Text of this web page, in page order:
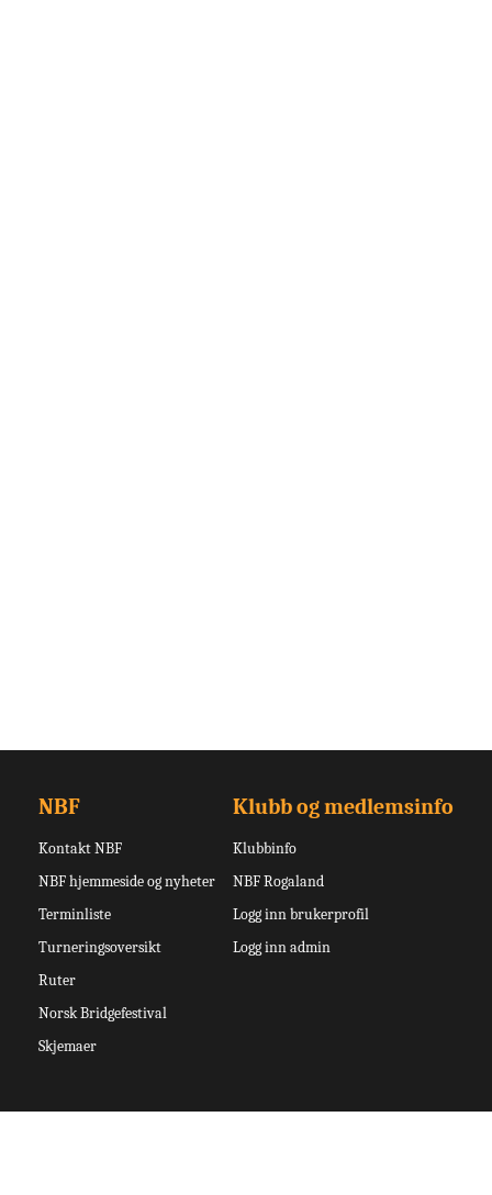
NBF
Kontakt NBF
NBF hjemmeside og nyheter
Terminliste
Turneringsoversikt
Ruter
Norsk Bridgefestival
Skjemaer
Klubb og medlemsinfo
Klubbinfo
NBF Rogaland
Logg inn brukerprofil
Logg inn admin